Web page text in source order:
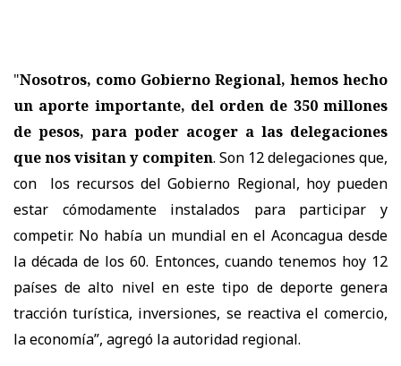
"Nosotros, como Gobierno Regional, hemos hecho
un aporte importante, del orden de 350 millones
de pesos, para poder acoger a las delegaciones
que nos visitan y compiten. Son 12 delegaciones que,
con los recursos del Gobierno Regional, hoy pueden
estar cómodamente instalados para participar y
competir. No había un mundial en el Aconcagua desde
la década de los 60. Entonces, cuando tenemos hoy 12
países de alto nivel en este tipo de deporte genera
tracción turística, inversiones, se reactiva el comercio,
la economía”, agregó la autoridad regional.